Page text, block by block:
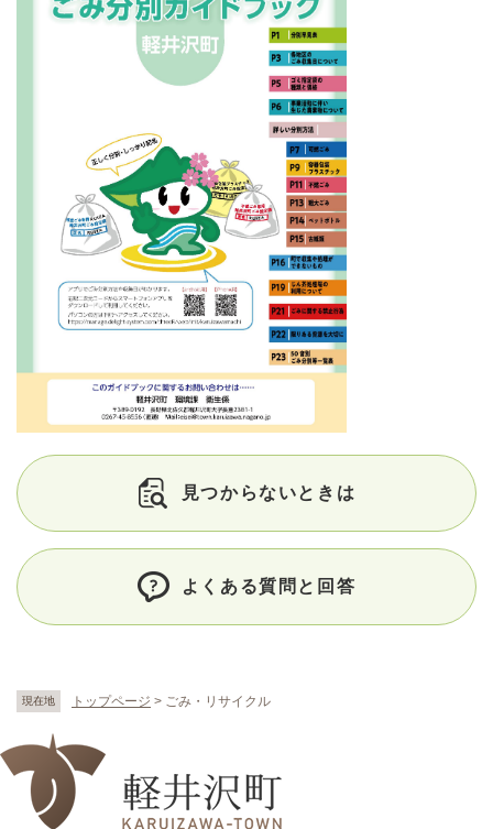
現在地 トップページ > ごみ・リサイクル
見つからないときは
よくある質問と回答